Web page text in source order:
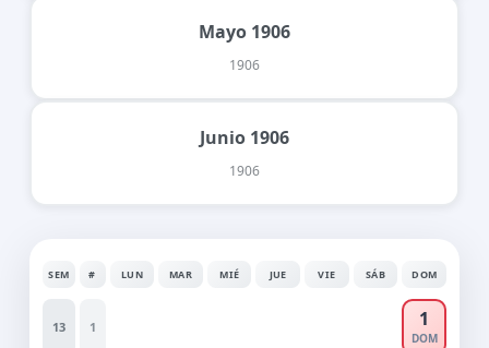
Mayo 1906
1906
Junio 1906
1906
SEM # LUN MAR MIÉ JUE VIE SÁB DOM
13 1 1
DOM